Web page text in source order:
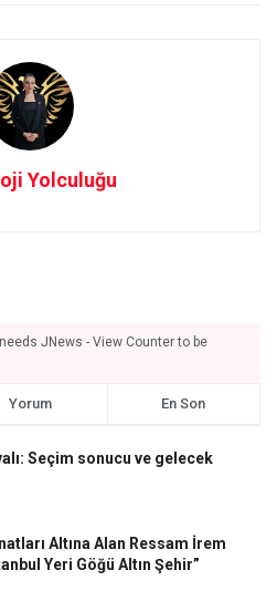
Yolculuğu
JNews - View Counter to be
Yorum En Son
Seçim sonucu ve gelecek
Altına Alan Ressam İrem
Yeri Göğü Altın Şehir”